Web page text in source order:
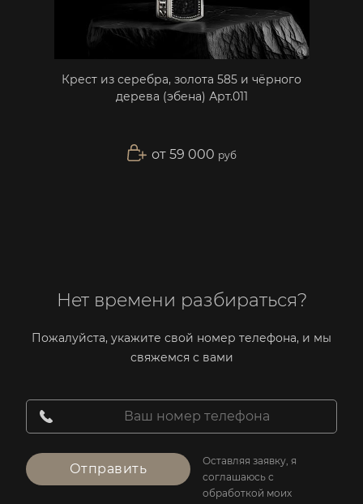
Крест из серебра, золота 585 и чёрного
дерева (эбена) Арт.011
от 59 000 руб
Нет времени разбираться?
Пожалуйста, укажите свой номер телефона, и мы
свяжемся с вами
Отправить
Оставляя заявку, я
соглашаюсь с
обработкой моих